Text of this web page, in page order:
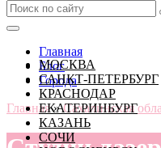
МОСКВА
САНКТ-ПЕТЕРБУРГ
КРАСНОДАР
ЕКАТЕРИНБУРГ
КАЗАНЬ
СОЧИ
Главная
Блог
Города
Главная » Сахалинская